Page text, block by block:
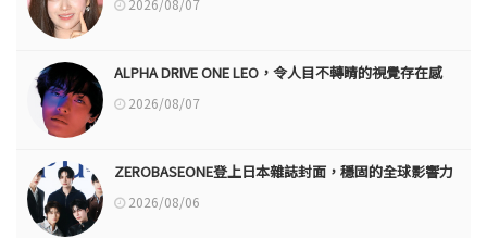
ALPHA DRIVE ONE LEO，令人目不轉睛的視覺存在感
2026/08/07
ZEROBASEONE登上日本雜誌封面，穩固的全球影響力
2026/08/06